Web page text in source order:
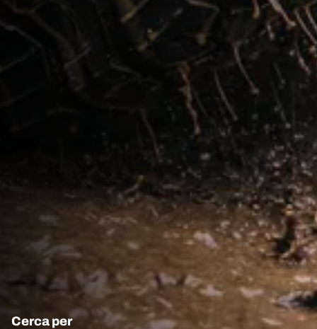
Cerca per